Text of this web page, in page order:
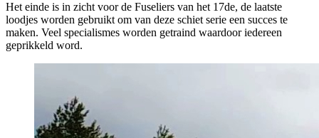
Het einde is in zicht voor de Fuseliers van het 17de, de laatste
loodjes worden gebruikt om van deze schiet serie een succes te
maken. Veel specialismes worden getraind waardoor iedereen
geprikkeld word.